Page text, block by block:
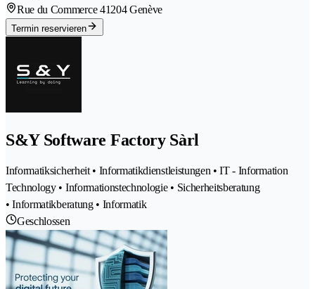
Rue du Commerce 41204 Genève
Termin reservieren
S&Y Software Factory Sàrl
Informatiksicherheit • Informatikdienstleistungen • IT - Information
Technology • Informationstechnologie • Sicherheitsberatung
• Informatikberatung • Informatik
Geschlossen